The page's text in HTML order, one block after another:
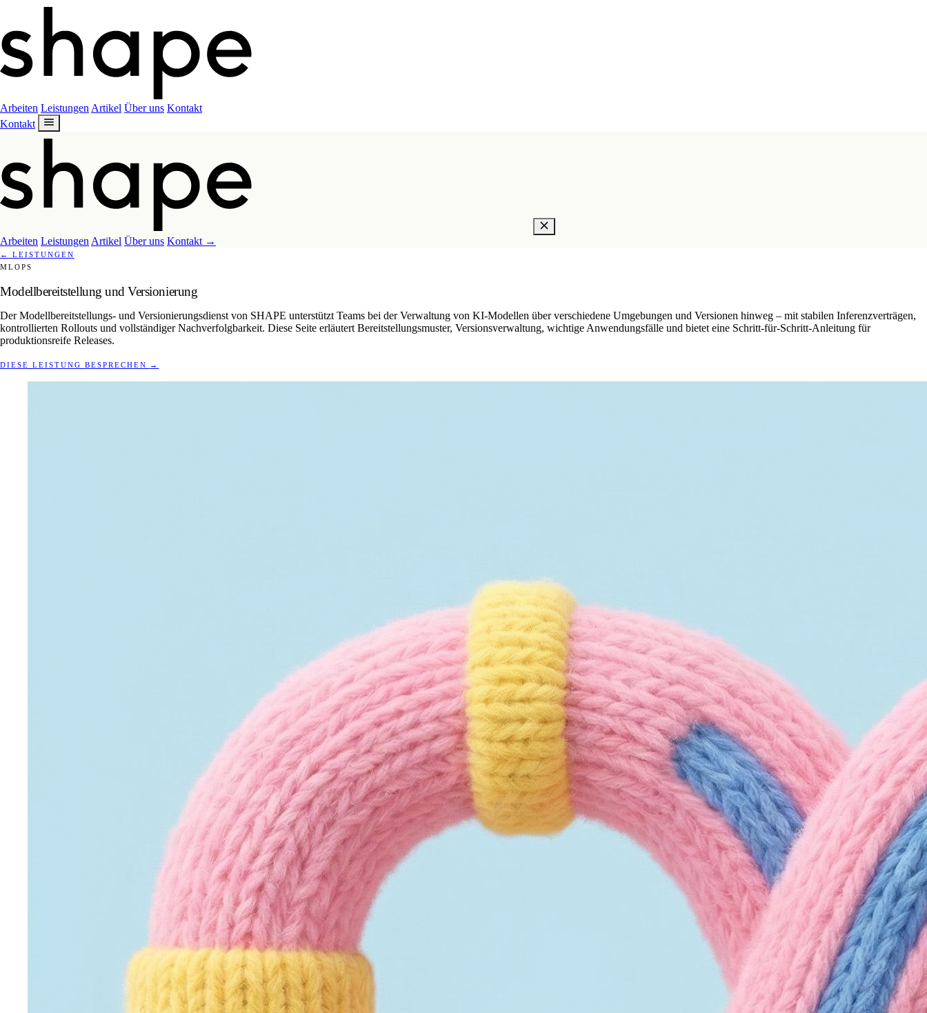
Arbeiten Leistungen Artikel Über uns Kontakt
Kontakt
Arbeiten Leistungen Artikel Über uns Kontakt →
←
LEISTUNGEN
MLOPS
Modellbereitstellung und Versionierung
Der Modellbereitstellungs- und Versionierungsdienst von SHAPE unterstützt Teams bei der Verwaltung von KI-Modellen über verschiedene Umgebungen und Versionen hinweg – mit stabilen Inferenzverträgen,
kontrollierten Rollouts und vollständiger Nachverfolgbarkeit. Diese Seite erläutert Bereitstellungsmuster, Versionsverwaltung, wichtige Anwendungsfälle und bietet eine Schritt-für-Schritt-Anleitung für
produktionsreife Releases.
DIESE LEISTUNG BESPRECHEN →